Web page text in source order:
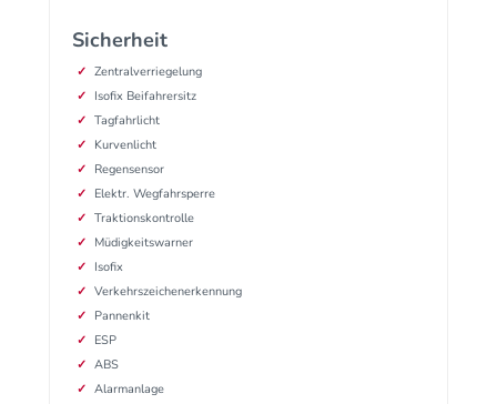
Sicherheit
Zentralverriegelung
Isofix Beifahrersitz
Tagfahrlicht
Kurvenlicht
Regensensor
Elektr. Wegfahrsperre
Traktionskontrolle
Müdigkeitswarner
Isofix
Verkehrszeichenerkennung
Pannenkit
ESP
ABS
Alarmanlage